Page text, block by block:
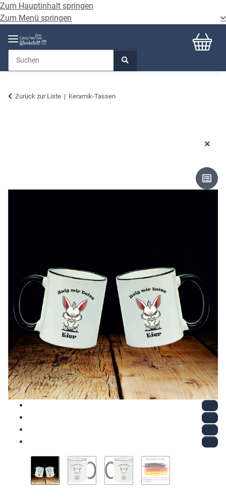
Zum Hauptinhalt springen
Zum Menü springen
Zurück zur Liste Keramik-Tassen